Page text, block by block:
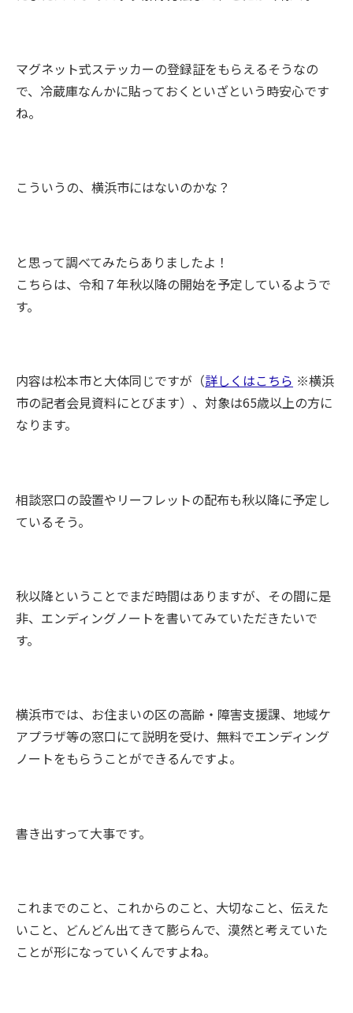
マグネット式ステッカーの登録証をもらえるそうなの
で、冷蔵庫なんかに貼っておくといざという時安心です
ね。
こういうの、横浜市にはないのかな？
と思って調べてみたらありましたよ！
こちらは、令和７年秋以降の開始を予定しているようで
す。
内容は松本市と大体同じですが（詳しくはこちら ※横浜
市の記者会見資料にとびます）、対象は65歳以上の方に
なります。
相談窓口の設置やリーフレットの配布も秋以降に予定し
ているそう。
秋以降ということでまだ時間はありますが、その間に是
非、エンディングノートを書いてみていただきたいで
す。
横浜市では、お住まいの区の高齢・障害支援課、地域ケ
アプラザ等の窓口にて説明を受け、無料でエンディング
ノートをもらうことができるんですよ。
書き出すって大事です。
これまでのこと、これからのこと、大切なこと、伝えた
いこと、どんどん出てきて膨らんで、漠然と考えていた
ことが形になっていくんですよね。